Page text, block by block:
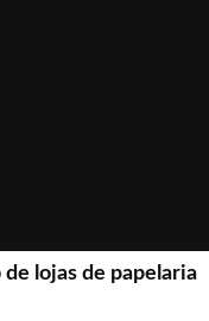
lojas de papelaria